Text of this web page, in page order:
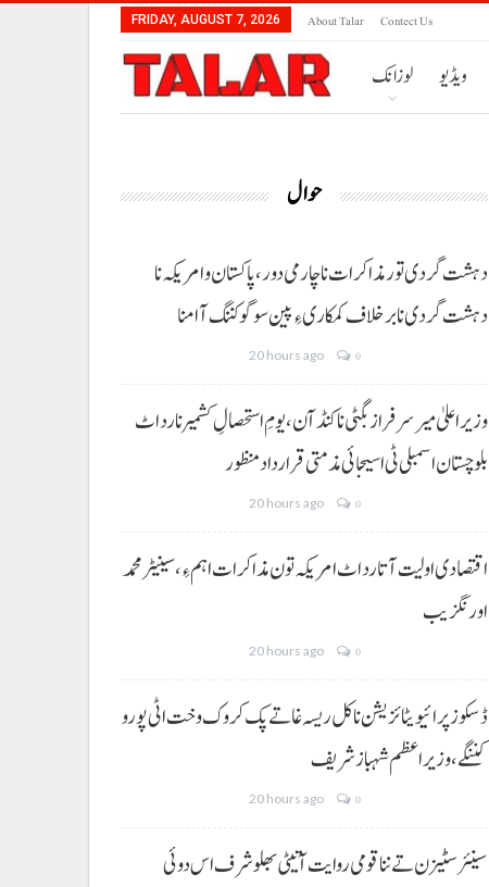
FRIDAY, AUGUST 7, 2026 About Talar Contect Us
لوزانک ویڈیو
حوال
دہشت گردی تور مذاکرات نا چارمی دور،پاکستان و امریکہ نا
دہشت گردی نا برخلاف کمکاری ءِ پین سوگو کننگ آ امنا
20 hours ago 0
وزیراعلیٰ میر سرفراز بگٹی نا کنڈ آن،یومِ استحصالِ کشمیر نا رد اٹ
بلوچستان اسمبلی ٹی اسیجائی مذمتی قرارداد منظور
20 hours ago 0
اقتصادی اولیت آتا رد اٹ امریکہ تون مذاکرات اہم ءِ،سینیٹر محمد
اورنگزیب
20 hours ago 0
ڈسکوز پرائیویٹائزیشن نا کل ریسہ غاتے پک کروک وخت اٹی پورو
کننگے ،وزیراعظم شہباز شریف
20 hours ago 0
سینئر سٹیزن تے ننا قومی روایت آتیٹی بھلو شرف اس دوئی